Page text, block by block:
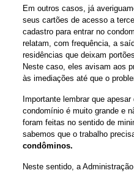
Em outros casos, já
seus cartões de acesso a
cadastro para entrar no
relatam, com frequência, a
residências que deixam
Neste caso, eles avisam aos
às imediações até que o
Importante lembrar que
condomínio é muito grande e
foram feitas no sentido de
sabemos que o trabalho
condôminos.
Neste sentido, a